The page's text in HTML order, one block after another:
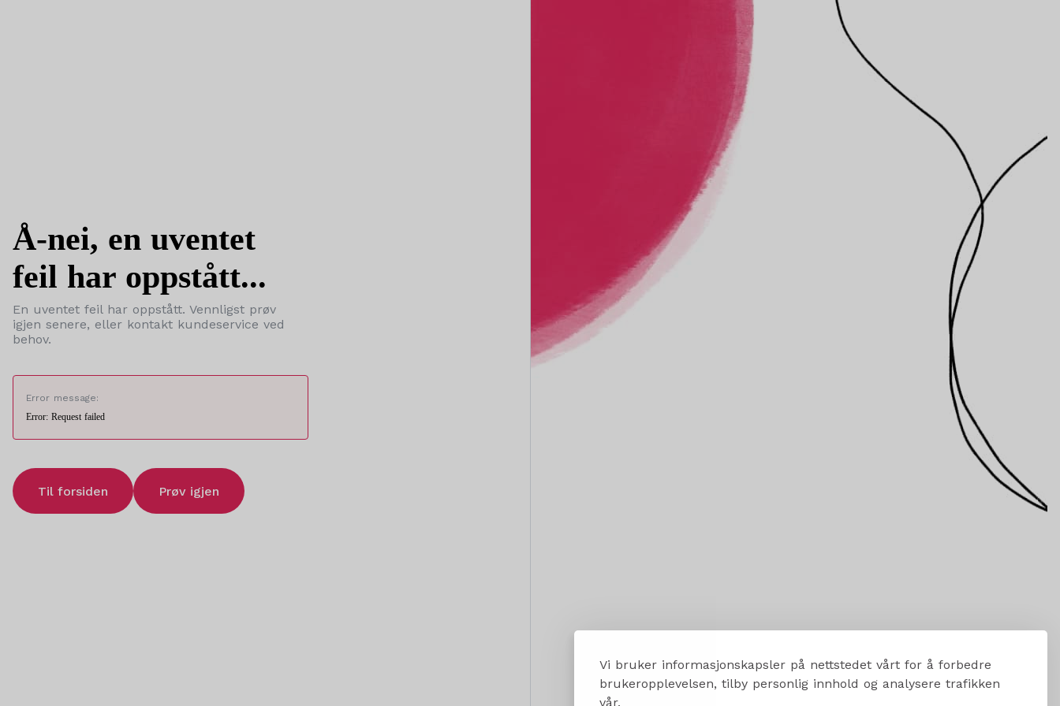
Vi bruker informasjonskapsler på nettstedet vårt for å forbedre
brukeropplevelsen, tilby personlig innhold og analysere trafikken
vår.
Å-nei, en uventet
feil har oppstått...
En uventet feil har oppstått. Vennligst prøv
igjen senere, eller kontakt kundeservice ved
behov.
Error message:
Error: Request failed
Til forsiden Prøv igjen